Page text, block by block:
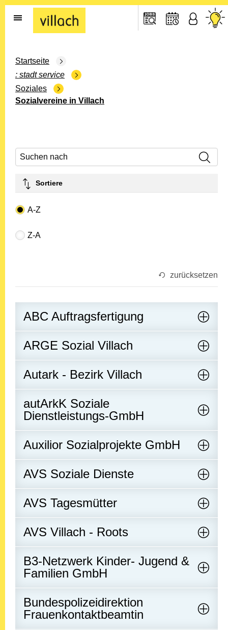
Gehe zur Startseite
Startseite
stadt service
Soziales
Sozialvereine in Villach
Suchen nach
Sortiere
Drop-down- Art
A-Z
Z-A
zurücksetzen
ABC Auftragsfertigung
ARGE Sozial Villach
Autark - Bezirk Villach
autArkK Soziale
Dienstleistungs-GmbH
Auxilior Sozialprojekte GmbH
AVS Soziale Dienste
AVS Tagesmütter
AVS Villach - Roots
B3-Netzwerk Kinder- Jugend &
Familien GmbH
Bundespolizeidirektion
Frauenkontaktbeamtin